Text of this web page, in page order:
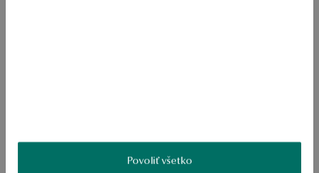
Povoliť všetko
SKU: PS54669-BZ000-CRB000-000